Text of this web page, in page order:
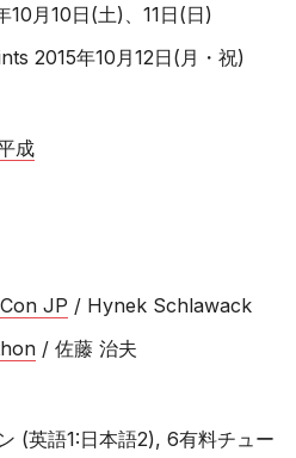
月10日(土)、11日(日)
2015年10月12日(月・祝)
成
JP / Hynek Schlawack
/ 佐藤 治夫
(英語1:日本語2), 6有料チュー